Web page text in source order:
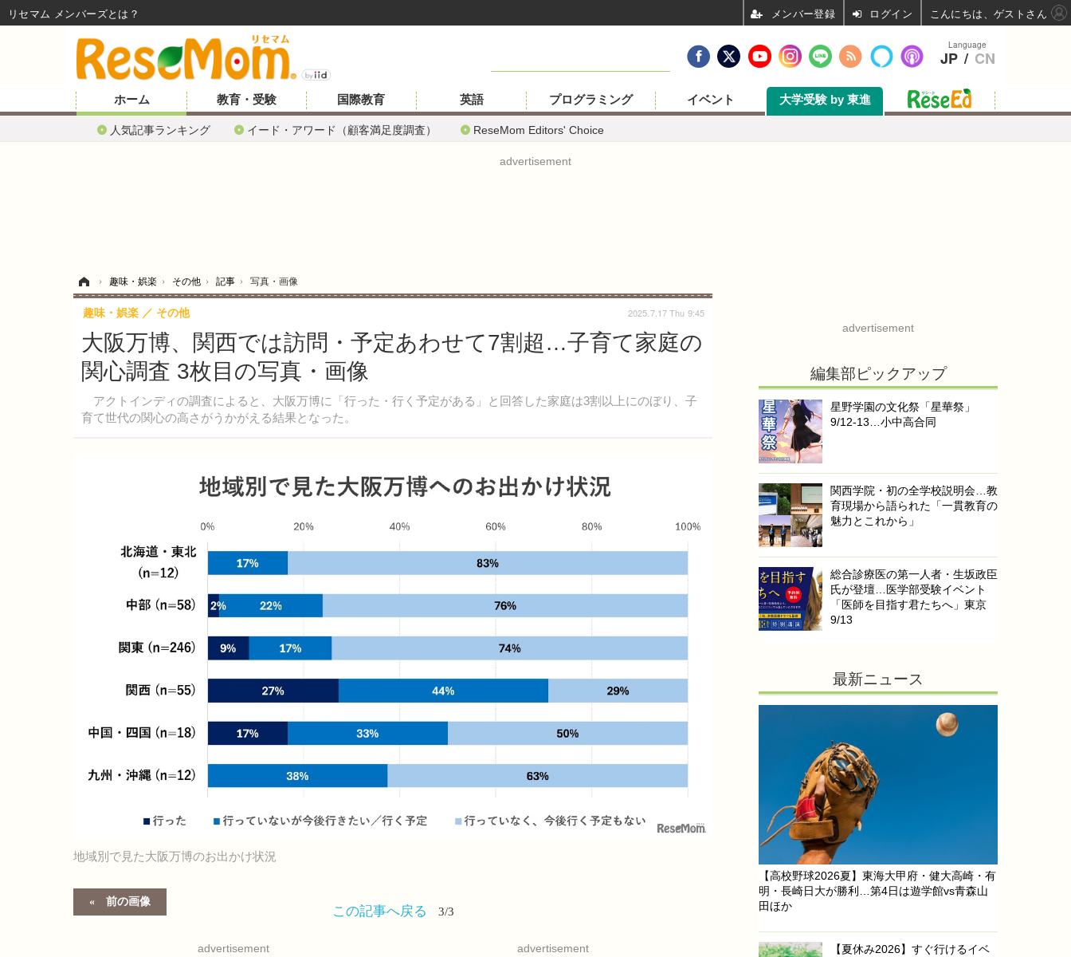
ホーム
人気記事ランキング イード・アワード（顧客満足度調査） ReseMom Editors' Choice
教育・受験 国際教育 英語 プログラミング イベント 大学受験 by 東進
advertisement
› 趣味・娯楽 › その他 › 記事 › 写真・画像
大阪万博、関西では訪問・予定あわせて7割超…子育て家庭の
関心調査 3枚目の写真・画像
アクトインディの調査によると、大阪万博に「行った・行く予定がある」と回答した家庭は3割以上にのぼり、子
育て世代の関心の高さがうかがえる結果となった。
趣味・娯楽 その他 2025.7.17 Thu 9:45
地域別で見た大阪万博のお出かけ状況
前の画像
この記事へ戻る 3/3
advertisement advertisement
advertisement
編集部ピックアップ
星野学園の文化祭「星華祭」
9/12-13…小中高合同
関西学院・初の全学校説明会…教
育現場から語られた「一貫教育の
魅力とこれから」
総合診療医の第一人者・生坂政臣
氏が登壇…医学部受験イベント
「医師を目指す君たちへ」東京
9/13
最新ニュース
【高校野球2026夏】東海大甲府・健大高崎・有
明・長崎日大が勝利…第4日は遊学館vs青森山
田ほか
【夏休み2026】すぐ行けるイベ
Language
JP / CN
リセマム メンバーズ ログイン こんにちは、ゲストさん